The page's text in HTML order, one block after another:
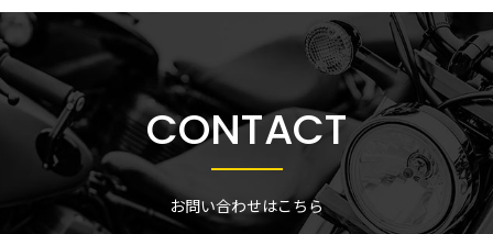
CONTACT
お問い合わせはこちら